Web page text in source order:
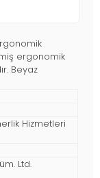
ergonomik
Beyaz
Hizmetleri
Ltd.